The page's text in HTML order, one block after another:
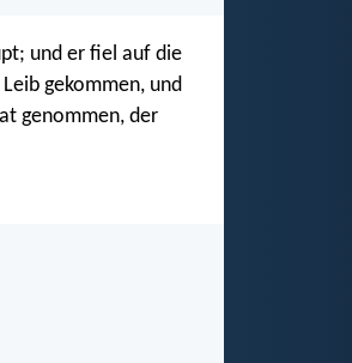
und er fiel auf die
gekommen, und
genommen, der